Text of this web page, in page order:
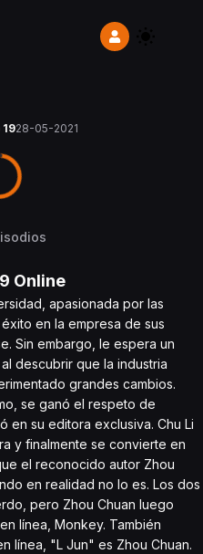
1928-05-2021
Online
apasionada por las
en la empresa de sus
Sin embargo, le espera un
descubrir que la industria
grandes cambios.
se ganó el respeto de
en su editora exclusiva. Chu Li
y finalmente se convierte en
el reconocido autor Zhou
en realidad no lo es. Los dos
pero Zhou Chuan luego
línea, Monkey. También
línea, "L Jun" es Zhou Chuan.